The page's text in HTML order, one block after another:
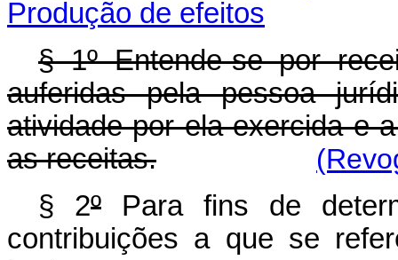
Produção de efeitos
§ 1º Entende-se por
auferidas pela pessoa
atividade por ela exercida e
as receitas.
§ 2º Para fins de
contribuições a que se